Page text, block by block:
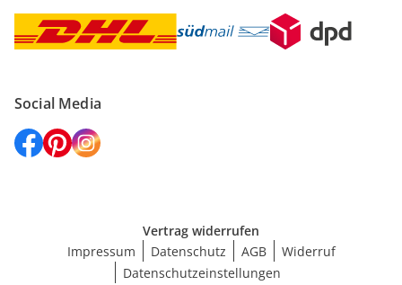
Social Media
Vertrag widerrufen
Impressum
Datenschutz AGB
Widerruf
Datenschutzeinstellungen